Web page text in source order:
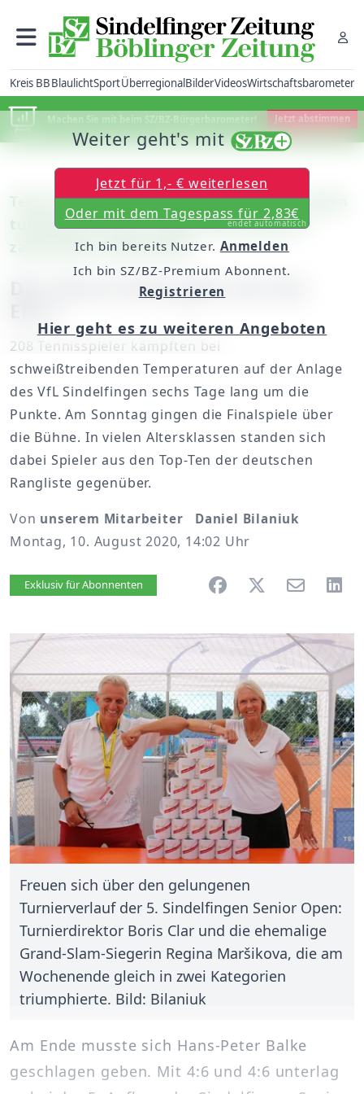
Kreis BBBlaulichtSportÜberregionalBilderVideosWirtschaftsbarometer
Machen Sie mit beim SZ/BZ-Bürgerbarometer! Jetzt abstimmen
Tennis: Bei den 5. Sindelfingen Senior Open
tummelten sich in allen Altersklassen
zahlreiche Hochkaräter
Die Tennis-Elite gibt sich die
208 Tennisspieler kämpften bei
schweißtreibenden Temperaturen auf der Anlage
des VfL Sindelfingen sechs Tage lang um die
Punkte. Am Sonntag gingen die Finalspiele über
die Bühne. In vielen Altersklassen standen sich
dabei Spieler aus den Top-Ten der deutschen
Rangliste gegenüber.
Von unserem Mitarbeiter Daniel Bilaniuk
Montag, 10. August 2020, 14:02 Uhr
Artikel vorlesen
Exklusiv für Abonnenten
Freuen sich über den gelungenen
Turnierverlauf der 5. Sindelfingen Senior Open:
Turnierdirektor Boris Clar und die ehemalige
Grand-Slam-Siegerin Regina Maršikova, die am
Wochenende gleich in zwei Kategorien
triumphierte. Bild: Bilaniuk
Am Ende musste sich Hans-Peter Balke
geschlagen geben. Mit 4:6 und 4:6 unterlag
Weiter geht's mit
Jetzt für 1,- € weiterlesen
Oder mit dem Tagespass für 2,83€
endet automatisch
Ich bin bereits Nutzer. Anmelden
Ich bin SZ/BZ-Premium Abonnent.
Registrieren
Hier geht es zu weiteren Angeboten